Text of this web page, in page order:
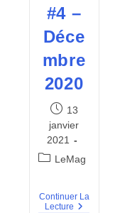
#4 –
Déce
mbre
2020
Publication
publiée :
13
janvier
2021
PostLeMag
Continuer La
Lecture BVT